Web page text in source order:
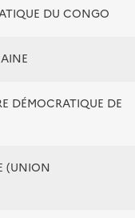
DU CONGO
DÉMOCRATIQUE DE
(UNION